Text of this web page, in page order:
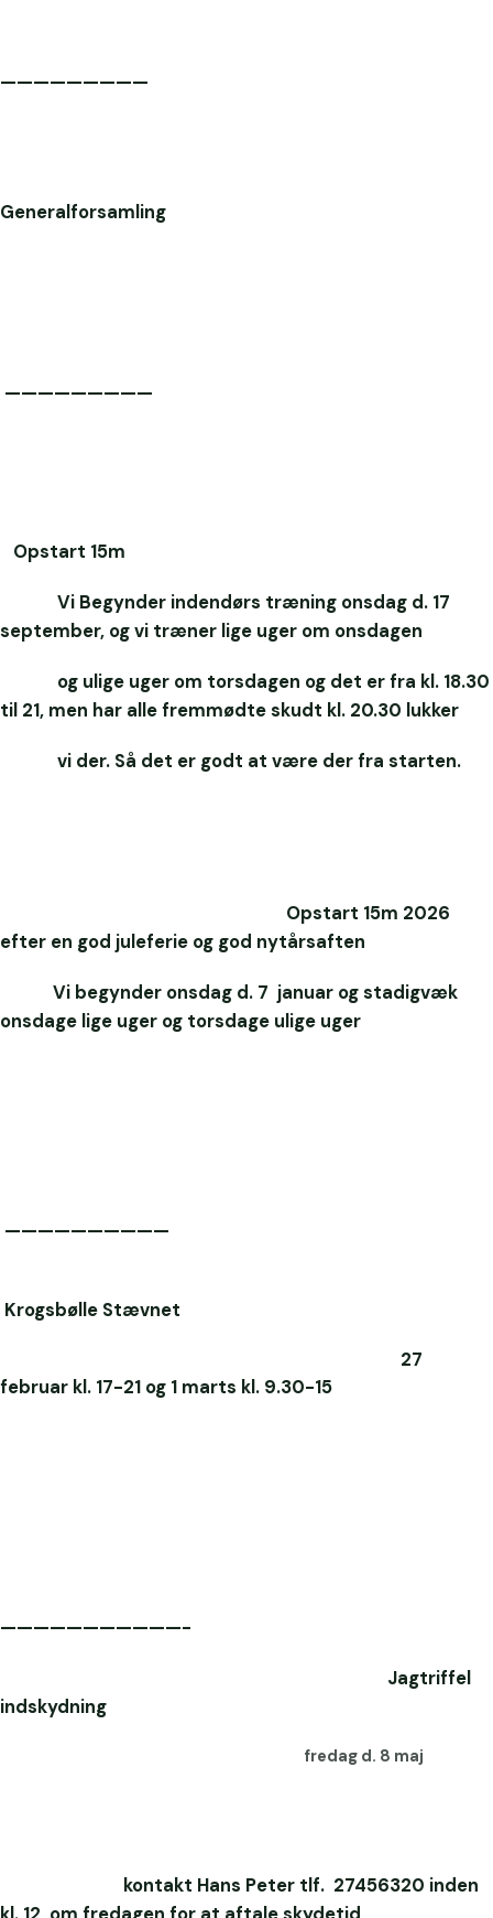
—————————
Generalforsamling
—————————
Opstart 15m
Vi Begynder indendørs træning onsdag d. 17
september, og vi træner lige uger om onsdagen
og ulige uger om torsdagen og det er fra kl. 18.30
til 21, men har alle fremmødte skudt kl. 20.30 lukker
vi der. Så det er godt at være der fra starten.
Opstart 15m 2026
efter en god juleferie og god nytårsaften
Vi begynder onsdag d. 7 januar og stadigvæk
onsdage lige uger og torsdage ulige uger
——————————
Krogsbølle Stævnet
27
februar kl. 17-21 og 1 marts kl. 9.30-15
———————————-
Jagtriffel
indskydning
fredag d. 8 maj
kontakt Hans Peter tlf. 27456320 inden